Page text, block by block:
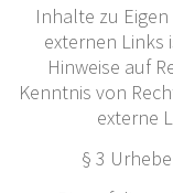
Inhalte zu
externen Links
Hinweise auf
Kenntnis von
externe
§ 3